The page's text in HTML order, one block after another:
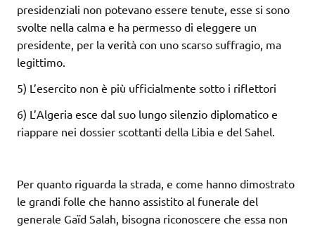
presidenziali non potevano essere tenute, esse si sono
svolte nella calma e ha permesso di eleggere un
presidente, per la verità con uno scarso suffragio, ma
legittimo.
5) L’esercito non è più ufficialmente sotto i riflettori
6) L’Algeria esce dal suo lungo silenzio diplomatico e
riappare nei dossier scottanti della Libia e del Sahel.
Per quanto riguarda la strada, e come hanno dimostrato
le grandi folle che hanno assistito al funerale del
generale Gaïd Salah, bisogna riconoscere che essa non